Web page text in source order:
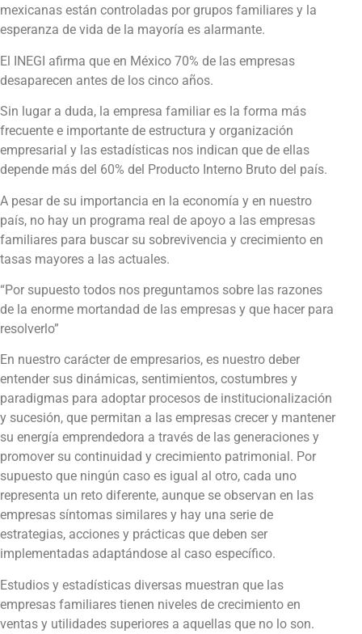
mexicanas están controladas por grupos familiares y la
esperanza de vida de la mayoría es alarmante.
El INEGI afirma que en México 70% de las empresas
desaparecen antes de los cinco años.
Sin lugar a duda, la empresa familiar es la forma más
frecuente e importante de estructura y organización
empresarial y las estadísticas nos indican que de ellas
depende más del 60% del Producto Interno Bruto del país.
A pesar de su importancia en la economía y en nuestro
país, no hay un programa real de apoyo a las empresas
familiares para buscar su sobrevivencia y crecimiento en
tasas mayores a las actuales.
“Por supuesto todos nos preguntamos sobre las razones
de la enorme mortandad de las empresas y que hacer para
resolverlo”
En nuestro carácter de empresarios, es nuestro deber
entender sus dinámicas, sentimientos, costumbres y
paradigmas para adoptar procesos de institucionalización
y sucesión, que permitan a las empresas crecer y mantener
su energía emprendedora a través de las generaciones y
promover su continuidad y crecimiento patrimonial. Por
supuesto que ningún caso es igual al otro, cada uno
representa un reto diferente, aunque se observan en las
empresas síntomas similares y hay una serie de
estrategias, acciones y prácticas que deben ser
implementadas adaptándose al caso específico.
Estudios y estadísticas diversas muestran que las
empresas familiares tienen niveles de crecimiento en
ventas y utilidades superiores a aquellas que no lo son.